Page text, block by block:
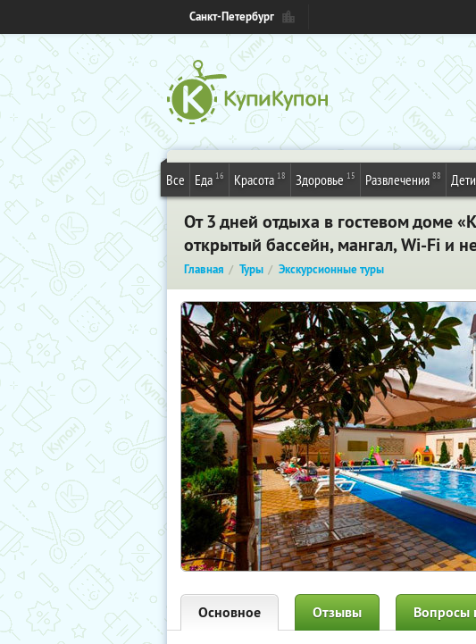
Санкт-Петербург
Все Еда 16 Красота 18 Здоровье 15 Развлечения 88 Дети
От 3 дней отдыха в гостевом доме
открытый бассейн, мангал, Wi-Fi и
Главная Туры Экскурсионные туры
Основное Отзывы Вопросы